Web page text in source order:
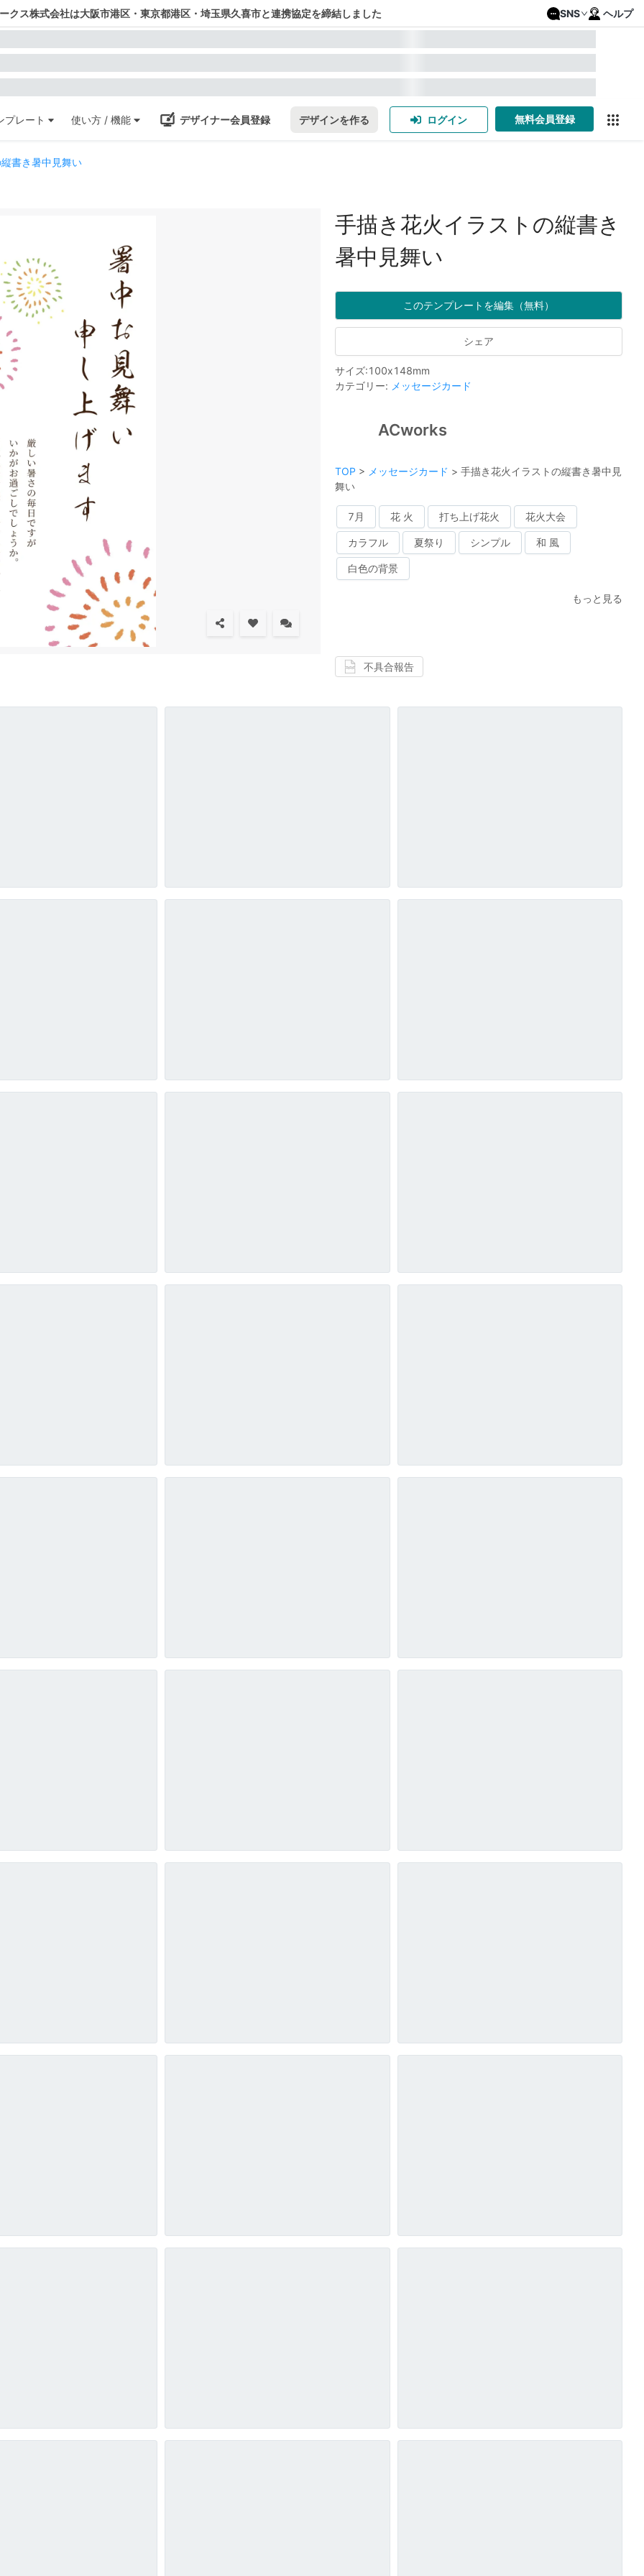
クス株式会社は大阪市港区・東京都港区・埼玉県久喜市と連携協定を締結しました SNS ヘルプ
プレート 使い方 / 機能 デザイナー会員登録 デザインを作る ログイン 無料会員登録
書き暑中見舞い
手描き花火イラストの縦書き
暑中見舞い
このテンプレートを編集（無料）
シェア
サイズ:100x148mm
カテゴリー: メッセージカード
ACworks
TOP > メッセージカード > 手描き花火イラストの縦書き暑中見
舞い
7月 花 火 打ち上げ花火 花火大会
カラフル 夏祭り シンプル 和 風
白色の背景
もっと見る
不具合報告